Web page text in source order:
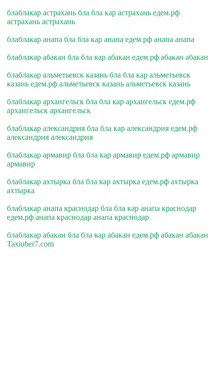
блаблакар астрахань бла бла кар астрахань едем.рф
астрахань астрахань
блаблакар анапа бла бла кар анапа едем.рф анапа анапа
блаблакар абакан бла бла кар абакан едем.рф абакан абакан
блаблакар альметьевск казань бла бла кар альметьевск
казань едем.рф альметьевск казань альметьевск казань
блаблакар архангельск бла бла кар архангельск едем.рф
архангельск архангельск
блаблакар александрия бла бла кар александрия едем.рф
александрия александрия
блаблакар армавир бла бла кар армавир едем.рф армавир
армавир
блаблакар ахтырка бла бла кар ахтырка едем.рф ахтырка
ахтырка
блаблакар анапа краснодар бла бла кар анапа краснодар
едем.рф анапа краснодар анапа краснодар
блаблакар абакан бла бла кар абакан едем.рф абакан абакан
Taxiuber7.com